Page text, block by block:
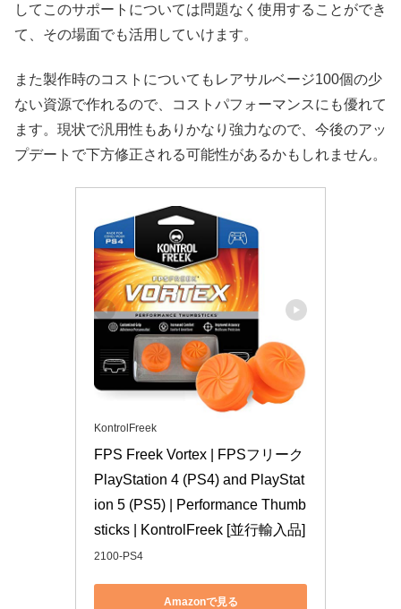
してこのサポートについては問題なく使用することができ
て、その場面でも活用していけます。
また製作時のコストについてもレアサルベージ100個の少
ない資源で作れるので、コストパフォーマンスにも優れて
ます。現状で汎用性もありかなり強力なので、今後のアッ
プデートで下方修正される可能性があるかもしれません。
KontrolFreek
FPS Freek Vortex | FPSフリーク
PlayStation 4 (PS4) and PlayStat
ion 5 (PS5) | Performance Thumb
sticks | KontrolFreek [並行輸入品]
2100-PS4
Amazonで見る